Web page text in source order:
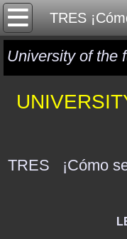
TRES
HOME
ONE WORLD
GLOBAL
GLOBAL
GLOBAL
MYSTERY
University of the
TRES ¡Cómo